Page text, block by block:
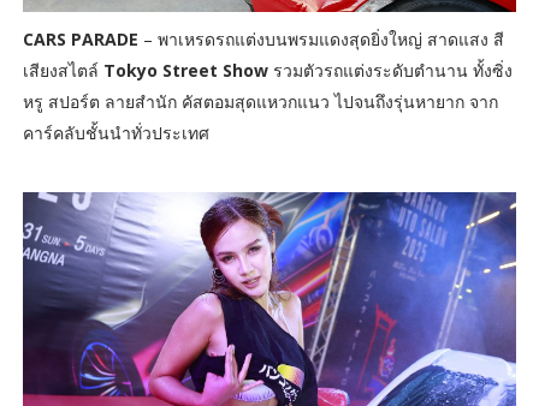
CARS PARADE – พาเหรดรถแต่งบนพรมแดงสุดยิ่งใหญ่ สาดแสง สี
เสียงสไตล์ Tokyo Street Show รวมตัวรถแต่งระดับตำนาน ทั้งซิ่ง
หรู สปอร์ต ลายสำนัก คัสตอมสุดแหวกแนว ไปจนถึงรุ่นหายาก จาก
คาร์คลับชั้นนำทั่วประเทศ